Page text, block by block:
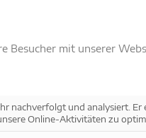
Besucher mit unserer
nachverfolgt und analysiert.
Online-Aktivitäten zu